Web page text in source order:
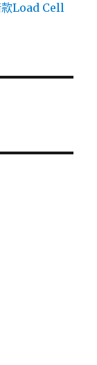
款Load Cell